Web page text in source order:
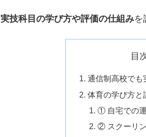
実技科目の学び方や評価の仕組みを
目
通信制高校でも
体育の学び方と
① 自宅での
② スクーリ